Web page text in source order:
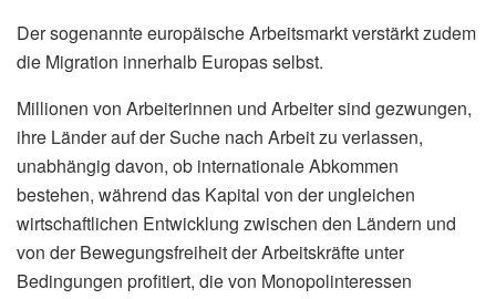
Der sogenannte europäische Arbeitsmarkt verstärkt zudem
die Migration innerhalb Europas selbst.
Millionen von Arbeiterinnen und Arbeiter sind gezwungen,
ihre Länder auf der Suche nach Arbeit zu verlassen,
unabhängig davon, ob internationale Abkommen
bestehen, während das Kapital von der ungleichen
wirtschaftlichen Entwicklung zwischen den Ländern und
von der Bewegungsfreiheit der Arbeitskräfte unter
Bedingungen profitiert, die von Monopolinteressen